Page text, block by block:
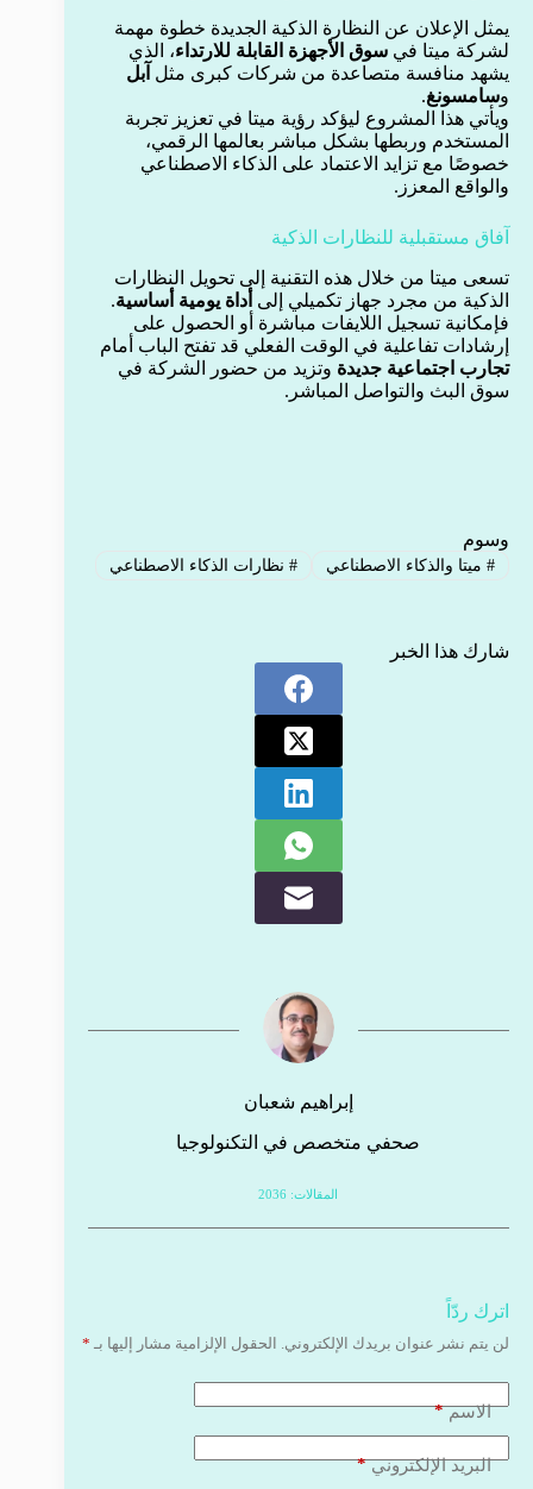
يمثل الإعلان عن النظارة الذكية الجديدة خطوة مهمة
لشركة ميتا في سوق الأجهزة القابلة للارتداء، الذي
يشهد منافسة متصاعدة من شركات كبرى مثل آبل
وسامسونغ.
ويأتي هذا المشروع ليؤكد رؤية ميتا في تعزيز تجربة
المستخدم وربطها بشكل مباشر بعالمها الرقمي،
خصوصًا مع تزايد الاعتماد على الذكاء الاصطناعي
والواقع المعزز.
آفاق مستقبلية للنظارات الذكية
تسعى ميتا من خلال هذه التقنية إلى تحويل النظارات
الذكية من مجرد جهاز تكميلي إلى أداة يومية أساسية.
فإمكانية تسجيل اللايفات مباشرة أو الحصول على
إرشادات تفاعلية في الوقت الفعلي قد تفتح الباب أمام
تجارب اجتماعية جديدة وتزيد من حضور الشركة في
سوق البث والتواصل المباشر.
وسوم
#ميتا والذكاء الاصطناعي #نظارات الذكاء الاصطناعي
شارك هذا الخبر
إبراهيم شعبان
صحفي متخصص في التكنولوجيا
المقالات: 2036
اترك ردّاً
لن يتم نشر عنوان بريدك الإلكتروني. الحقول الإلزامية مشار إليها بـ *
الاسم*
البريد الإلكتروني*